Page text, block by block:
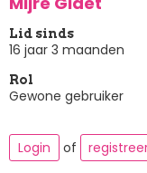
Lid sinds
16 jaar 3 maanden
Rol
Gewone gebruiker
Login of